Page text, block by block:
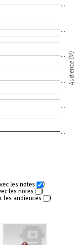
…
…
…
…
…
…
Audience (M)
les notes
)
les notes
)
les audiences )